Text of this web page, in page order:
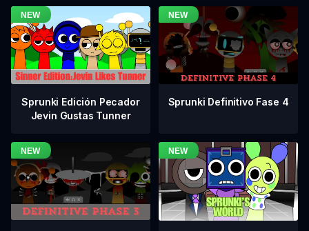
Sprunki Edición Pecador
Jevin Gustas Tunner
Sprunki Definitivo Fase 4